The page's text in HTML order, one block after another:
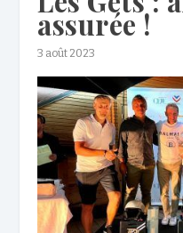
assurée !
3 août 2023